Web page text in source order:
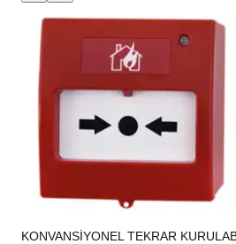
KONVANSİYONEL TEKRAR